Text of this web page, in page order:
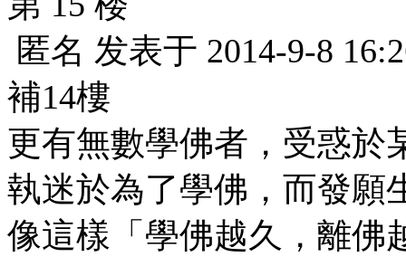
匿名 发表于 2014-9-8
補14樓
更有無數學佛者，受惑於
執迷於為了學佛，而發願
像這樣「學佛越久，離佛